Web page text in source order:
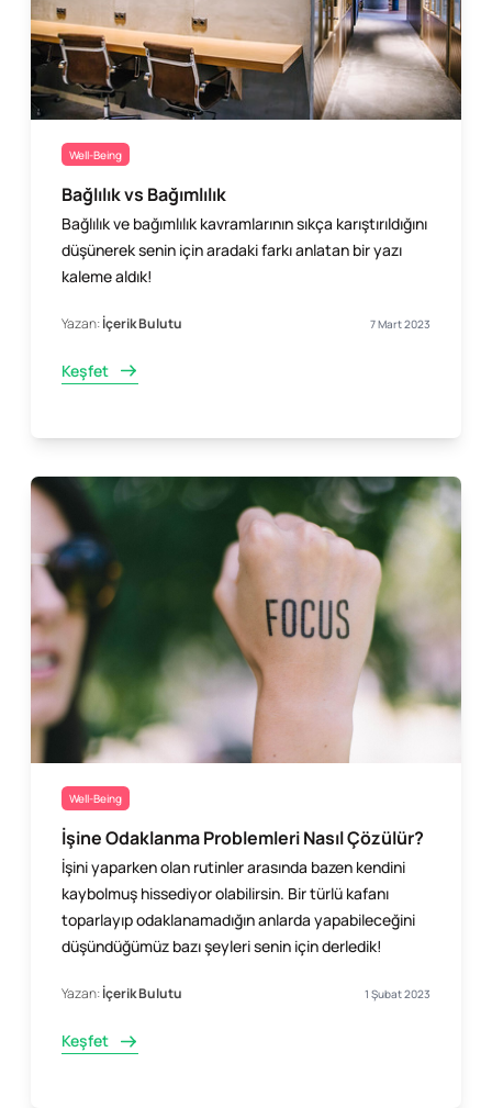
Well-Being
Bağlılık vs Bağımlılık
Bağlılık ve bağımlılık kavramlarının sıkça karıştırıldığını
düşünerek senin için aradaki farkı anlatan bir yazı
kaleme aldık!
Yazan:İçerik Bulutu 7 Mart 2023
Keşfet
Well-Being
İşine Odaklanma Problemleri Nasıl Çözülür?
İşini yaparken olan rutinler arasında bazen kendini
kaybolmuş hissediyor olabilirsin. Bir türlü kafanı
toparlayıp odaklanamadığın anlarda yapabileceğini
düşündüğümüz bazı şeyleri senin için derledik!
Yazan:İçerik Bulutu 1 Şubat 2023
Keşfet